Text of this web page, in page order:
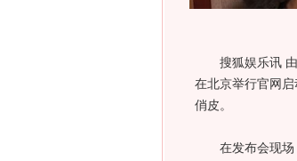
搜狐娱乐讯 由
在北京举行官网
俏皮。
在发布会现场，